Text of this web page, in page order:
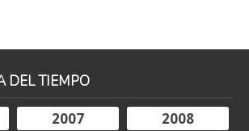
DEL TIEMPO
2007
2008